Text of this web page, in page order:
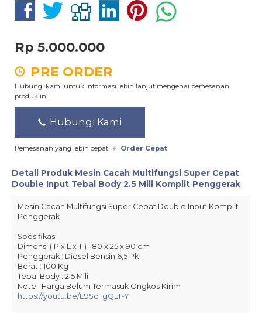
Rp 5.000.000
PRE ORDER
Hubungi kami untuk informasi lebih lanjut mengenai pemesanan
produk ini.
Hubungi Kami
Pemesanan yang lebih cepat! Order Cepat
Detail Produk Mesin Cacah Multifungsi Super Cepat
Double Input Tebal Body 2.5 Mili Komplit Penggerak
Mesin Cacah Multifungsi Super Cepat Double Input Komplit
Penggerak
Spesifikasi
Dimensi ( P x L x T ) : 80 x 25 x 90 cm
Penggerak : Diesel Bensin 6,5 Pk
Berat : 100 Kg
Tebal Body : 2.5 Mili
Note : Harga Belum Termasuk Ongkos Kirim
https://youtu.be/E9Sd_gQLT-Y